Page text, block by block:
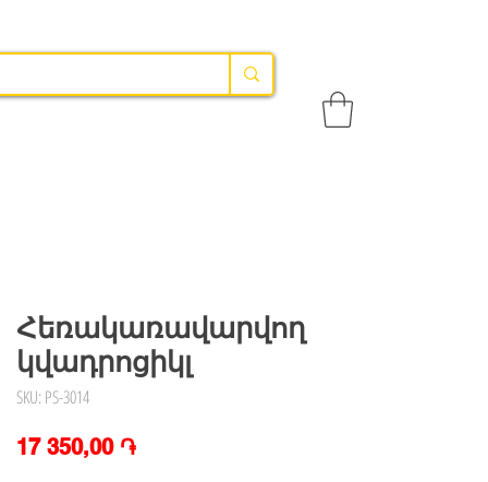
Հեռակառավարվող
կվադրոցիկլ
SKU: PS-3014
17 350,00 ֏Price